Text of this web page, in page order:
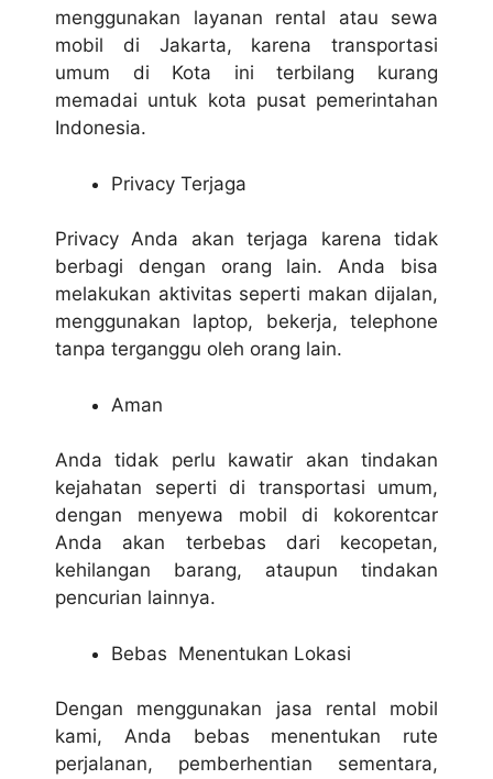
menggunakan layanan rental atau sewa
mobil di Jakarta, karena transportasi
umum di Kota ini terbilang kurang
memadai untuk kota pusat pemerintahan
Indonesia.
Privacy Terjaga
Privacy Anda akan terjaga karena tidak
berbagi dengan orang lain. Anda bisa
melakukan aktivitas seperti makan dijalan,
menggunakan laptop, bekerja, telephone
tanpa terganggu oleh orang lain.
Aman
Anda tidak perlu kawatir akan tindakan
kejahatan seperti di transportasi umum,
dengan menyewa mobil di kokorentcar
Anda akan terbebas dari kecopetan,
kehilangan barang, ataupun tindakan
pencurian lainnya.
Bebas Menentukan Lokasi
Dengan menggunakan jasa rental mobil
kami, Anda bebas menentukan rute
perjalanan, pemberhentian sementara,